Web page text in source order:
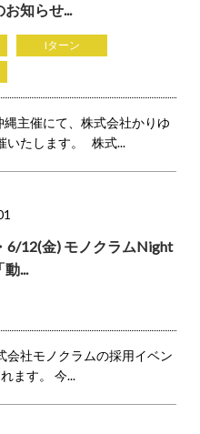
知らせ...
Iターン
主催にて、株式会社かりゆ
いたします。 株式...
6/12(金) モノクラムNight
...
会社モノクラムの採用イベン
ます。 今...